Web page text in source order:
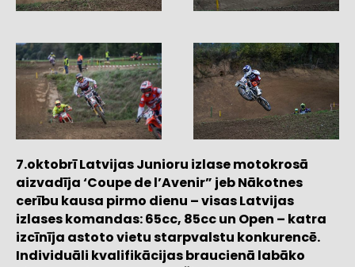
7.oktobrī Latvijas Junioru izlase motokrosā
aizvadīja ‘Coupe de l’Avenir” jeb Nākotnes
cerību kausa pirmo dienu – visas Latvijas
izlases komandas: 65cc, 85cc un Open – katra
izcīnīja astoto vietu starpvalstu konkurencē.
Individuāli kvalifikācijas braucienā labāko